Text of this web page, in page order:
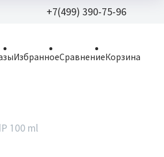
+7(499) 390-75-96
ИзбранноеСравнениеКорзина
100 ml